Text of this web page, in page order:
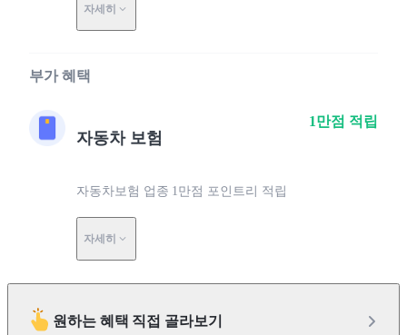
자세히
부가 혜택
자동차 보험
자동차보험 업종 1만점 포인트리 적립
자세히
1만점 적립
원하는 혜택 직접 골라보기